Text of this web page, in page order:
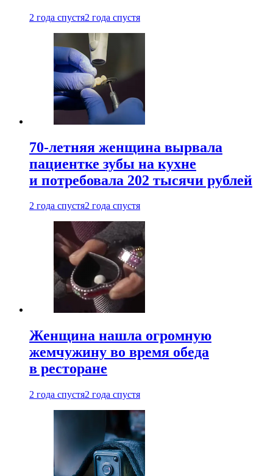
2 года спустя2 года спустя
70-летняя женщина вырвала
пациентке зубы на кухне
и потребовала 202 тысячи рублей
2 года спустя2 года спустя
Женщина нашла огромную
жемчужину во время обеда
в ресторане
2 года спустя2 года спустя